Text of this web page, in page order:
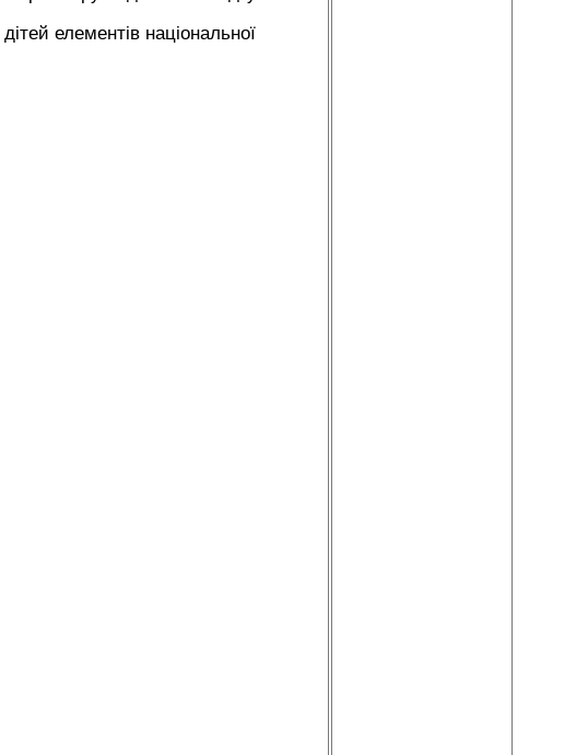
елементів національної